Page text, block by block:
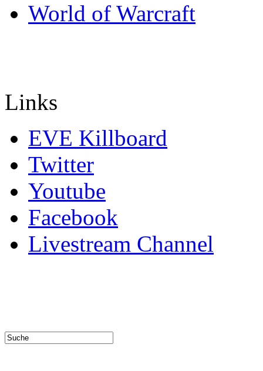
World of Warcraft
Links
EVE Killboard
Twitter
Youtube
Facebook
Livestream Channel